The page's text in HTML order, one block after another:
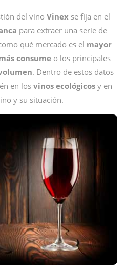
del vino Vinex se fija en el
para extraer una serie de
qué mercado es el mayor
consume o los principales
. Dentro de estos datos
en los vinos ecológicos y en
y su situación.